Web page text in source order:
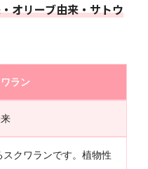
オリーブ由来・サトウ
ラン
クワランです。植物性